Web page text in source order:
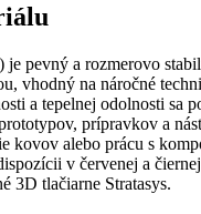
je pevný a rozmerovo
vhodný na náročné
a tepelnej odolnosti sa
prípravkov a
kovov alebo prácu s
v červenej a
3D tlačiarne Stratasys.